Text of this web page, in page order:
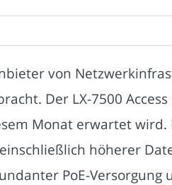
von
Der LX-7500
Monat erwartet
höherer
PoE-